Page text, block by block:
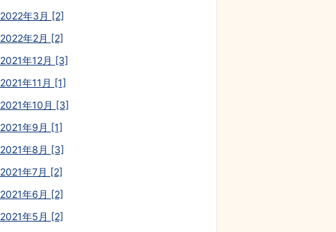
2022年3月 [2]
2022年2月 [2]
2021年12月 [3]
2021年11月 [1]
2021年10月 [3]
2021年9月 [1]
2021年8月 [3]
2021年7月 [2]
2021年6月 [2]
2021年5月 [2]